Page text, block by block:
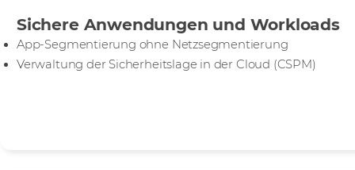
Sichere Anwendungen und Workloads
App-Segmentierung ohne Netzsegmentierung
Verwaltung der Sicherheitslage in der Cloud (CSPM)